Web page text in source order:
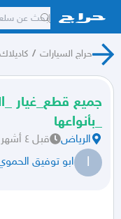
حراج السيارات / كاديلاك
جميع قطع_غيار
_بأنواعها
الرياض قبل ٤ أشهر
ا ابو توفيق